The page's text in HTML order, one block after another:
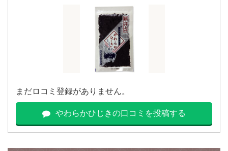
まだロコミ登録がありません。
やわらかひじきの口コミを投稿する